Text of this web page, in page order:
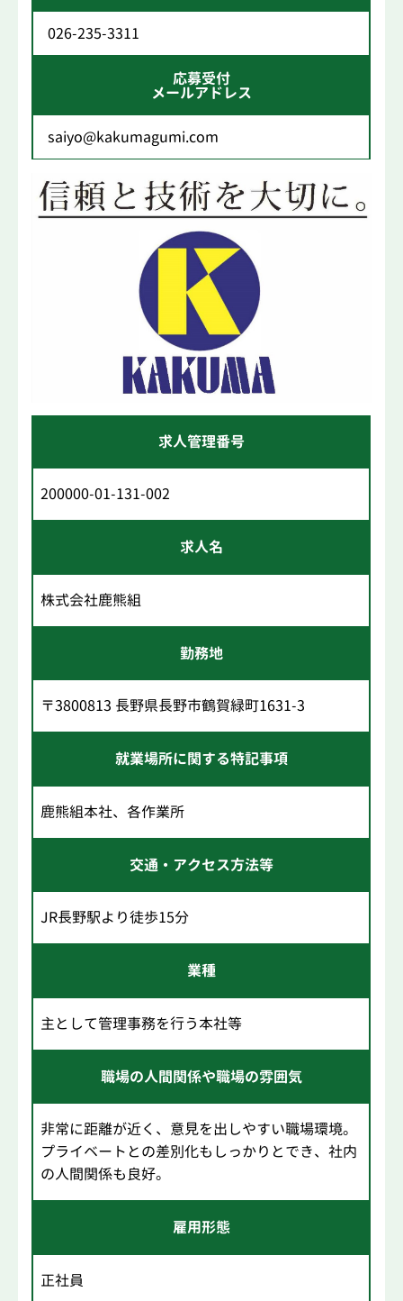
026-235-3311
応募受付
メールアドレス
saiyo@kakumagumi.com
求人管理番号
200000-01-131-002
求人名
株式会社鹿熊組
勤務地
〒3800813 長野県長野市鶴賀緑町1631-3
就業場所に関する特記事項
鹿熊組本社、各作業所
交通・アクセス方法等
JR長野駅より徒歩15分
業種
主として管理事務を行う本社等
職場の人間関係や職場の雰囲気
非常に距離が近く、意見を出しやすい職場環境。
プライベートとの差別化もしっかりとでき、社内
の人間関係も良好。
雇用形態
正社員